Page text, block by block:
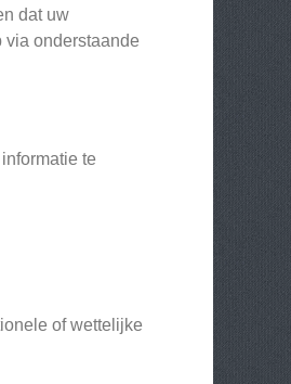
dat uw
via onderstaande
te
of wettelijke